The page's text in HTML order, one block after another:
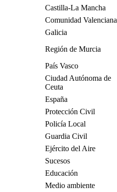
Castilla-La Mancha
Comunidad Valenciana
Galicia
Región de Murcia
País Vasco
Ciudad Autónoma de
Ceuta
España
Protección Civil
Policía Local
Guardia Civil
Ejército del Aire
Sucesos
Educación
Medio ambiente